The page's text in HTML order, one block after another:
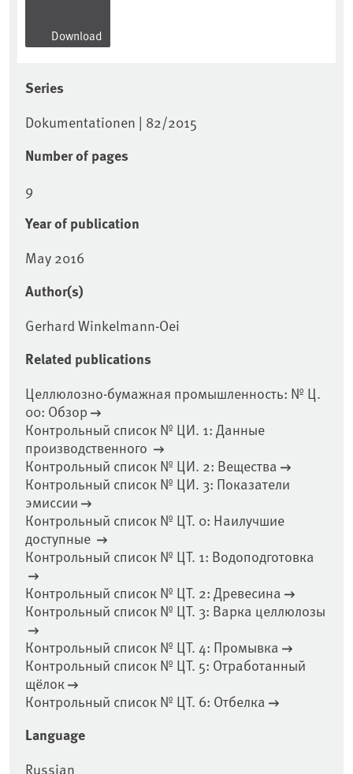
Download
Series
Dokumentationen | 82/2015
Number of pages
9
Year of publication
May 2016
Author(s)
Gerhard Winkelmann-Oei
Related publications
Целлюлозно-бумажная промышленность: № Ц.
00: Обзор
Контрольный список № ЦИ. 1: Данные
производственного
Контрольный список № ЦИ. 2: Вещества
Контрольный список № ЦИ. 3: Показатели
эмиссии
Контрольный список № ЦТ. 0: Наилучшие
доступные
Контрольный список № ЦТ. 1: Водоподготовка
Контрольный список № ЦТ. 2: Древесина
Контрольный список № ЦТ. 3: Варка целлюлозы
Контрольный список № ЦТ. 4: Промывка
Контрольный список № ЦТ. 5: Отработанный
щёлок
Контрольный список № ЦТ. 6: Отбелка
Language
Russian